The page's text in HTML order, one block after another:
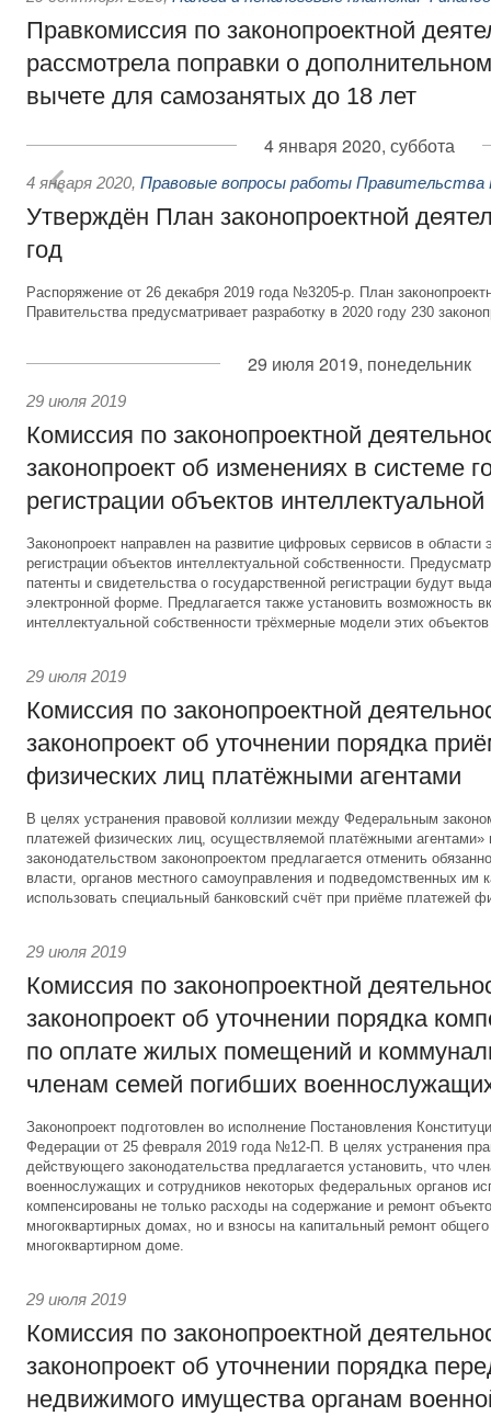
Правкомиссия по законопроектной
рассмотрела поправки о
вычете для самозанятых до 18 лет
4 января 2020, суббота
4 января 2020, Правовые вопросы работы Правительства
Утверждён План законопроектной
год
Распоряжение от 26 декабря 2019 года №3205-р. План
Правительства предусматривает разработку в 2020 году 230
29 июля 2019, понедельник
29 июля 2019
Комиссия по законопроектной
законопроект об изменениях в системе
регистрации объектов
Законопроект направлен на развитие цифровых сервисов в области
регистрации объектов интеллектуальной собственности.
патенты и свидетельства о государственной регистрации будут
электронной форме. Предлагается также установить возможность
интеллектуальной собственности трёхмерные модели этих
29 июля 2019
Комиссия по законопроектной
законопроект об уточнении порядка
физических лиц платёжными агентами
В целях устранения правовой коллизии между Федеральным
платежей физических лиц, осуществляемой платёжными
законодательством законопроектом предлагается отменить
власти, органов местного самоуправления и подведомственных им
использовать специальный банковский счёт при приёме платежей
29 июля 2019
Комиссия по законопроектной
законопроект об уточнении порядка
по оплате жилых помещений и
членам семей погибших
Законопроект подготовлен во исполнение Постановления
Федерации от 25 февраля 2019 года №12-П. В целях устранения
действующего законодательства предлагается установить, что
военнослужащих и сотрудников некоторых федеральных органов
компенсированы не только расходы на содержание и ремонт
многоквартирных домах, но и взносы на капитальный ремонт
многоквартирном доме.
29 июля 2019
Комиссия по законопроектной
законопроект об уточнении порядка
недвижимого имущества органам